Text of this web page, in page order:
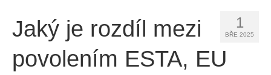
Požadavky 1
BŘE 2025
Jaký je rozdíl mezi
povolením ESTA, EU